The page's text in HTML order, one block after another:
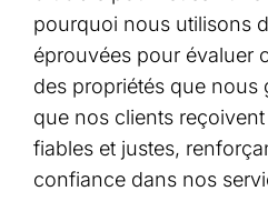
pourquoi nous utilisons
éprouvées pour évaluer
des propriétés que nous
que nos clients
fiables et justes,
confiance dans nos